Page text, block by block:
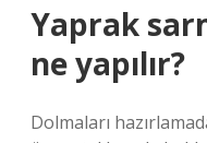
Yaprak
ne yapılır?
Dolmaları